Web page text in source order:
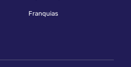
Franquias